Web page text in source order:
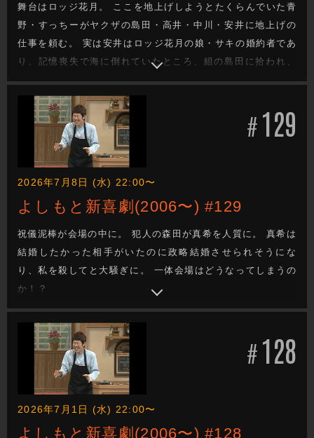
舞台はロッジ花月。 ここを地上げしようとたくらんでいた青
野・すっちーがヤクザの島田・高井・中川・安井に地上げの
仕事を頼む。 実は安井はロッジ花月の娘・サキの婚約者であ
り、記憶喪失で海に倒れていたところ、組の島田に拾われ、
ヤクザになっていたのだ。
#129
2026年7月8日 (水) 22:00〜
よしもと新喜劇(2006〜) #129
祝儀泥棒が会場の中に。 犯人の森田が真希を人質に。 真希は
結婚したかった相手がいたのに政略結婚させられそうにな
り、私を殺してと大騒ぎに。 一体会場はどうなってしまうの
か！？
#128
2026年7月1日 (水) 22:00〜
よしもと新喜劇(2006〜) #128